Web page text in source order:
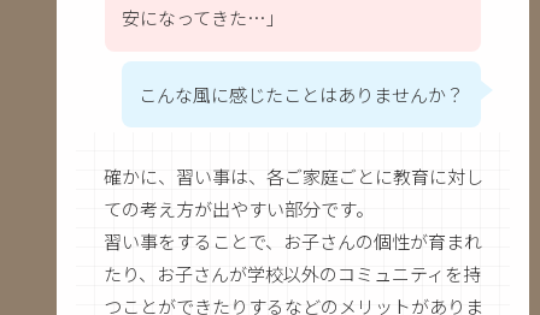
安になってきた…」
こんな風に感じたことはありませんか？
確かに、習い事は、各ご家庭ごとに教育に対し
ての考え方が出やすい部分です。
習い事をすることで、お子さんの個性が育まれ
たり、お子さんが学校以外のコミュニティを持
つことができたりするなどのメリットがありま